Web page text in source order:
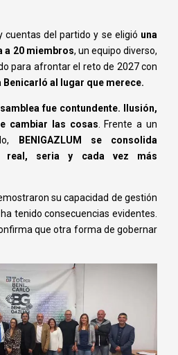
cuentas del partido y se eligió una
a 20 miembros, un equipo diverso,
para afrontar el reto de 2027 con
Benicarló al lugar que merece.
fue contundente. Ilusión,
cambiar las cosas. Frente a un
BENIGAZLUM se consolida
real, seria y cada vez más
su capacidad de gestión
tenido consecuencias evidentes.
que otra forma de gobernar